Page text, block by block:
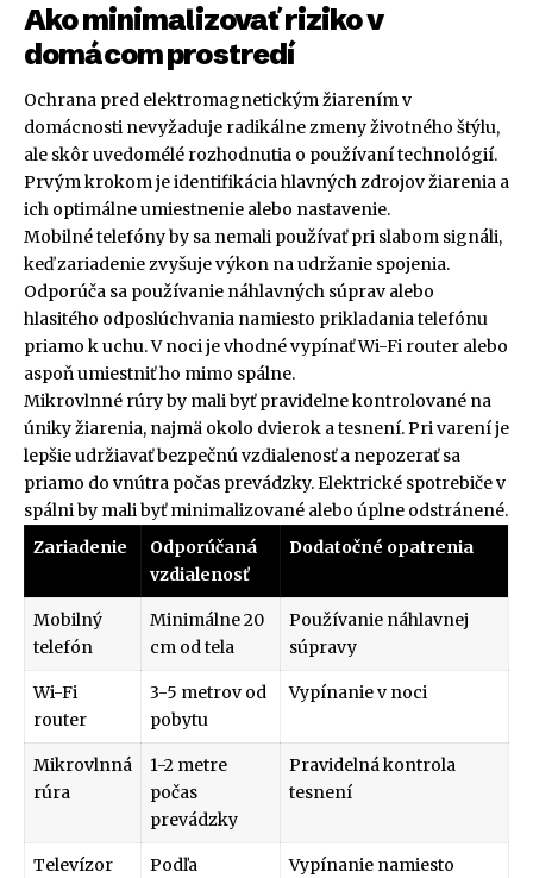
Ako minimalizovať riziko v
domácom prostredí
Ochrana pred elektromagnetickým žiarením v
domácnosti nevyžaduje radikálne zmeny životného štýlu,
ale skôr uvedomélé rozhodnutia o používaní technológií.
Prvým krokom je identifikácia hlavných zdrojov žiarenia a
ich optimálne umiestnenie alebo nastavenie.
Mobilné telefóny by sa nemali používať pri slabom signáli,
keď zariadenie zvyšuje výkon na udržanie spojenia.
Odporúča sa používanie náhlavných súprav alebo
hlasitého odposlúchvania namiesto prikladania telefónu
priamo k uchu. V noci je vhodné vypínať Wi-Fi router alebo
aspoň umiestniť ho mimo spálne.
Mikrovlnné rúry by mali byť pravidelne kontrolované na
úniky žiarenia, najmä okolo dvierok a tesnení. Pri varení je
lepšie udržiavať bezpečnú vzdialenosť a nepozerať sa
priamo do vnútra počas prevádzky. Elektrické spotrebiče v
spálni by mali byť minimalizované alebo úplne odstránené.
Zariadenie
Odporúčaná
vzdialenosť
Dodatočné opatrenia
Mobilný
telefón
Minimálne 20
cm od tela
Používanie náhlavnej
súpravy
Wi-Fi
router
3-5 metrov od
pobytu
Vypínanie v noci
Mikrovlnná
rúra
1-2 metre
počas
prevádzky
Pravidelná kontrola
tesnení
Televízor
Podľa
Vypínanie namiesto